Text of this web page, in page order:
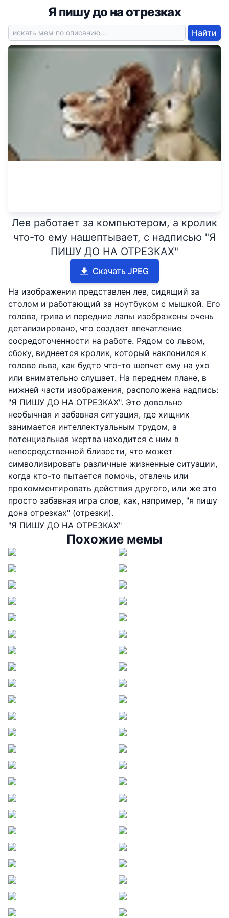
Я пишу до на отрезках
Найти
Лев работает за компьютером, а кролик
что-то ему нашептывает, с надписью "Я
ПИШУ ДО НА ОТРЕЗКАХ"
Скачать JPEG
На изображении представлен лев, сидящий за
столом и работающий за ноутбуком с мышкой. Его
голова, грива и передние лапы изображены очень
детализировано, что создает впечатление
сосредоточенности на работе. Рядом со львом,
сбоку, виднеется кролик, который наклонился к
голове льва, как будто что-то шепчет ему на ухо
или внимательно слушает. На переднем плане, в
нижней части изображения, расположена надпись:
"Я ПИШУ ДО НА ОТРЕЗКАХ". Это довольно
необычная и забавная ситуация, где хищник
занимается интеллектуальным трудом, а
потенциальная жертва находится с ним в
непосредственной близости, что может
символизировать различные жизненные ситуации,
когда кто-то пытается помочь, отвлечь или
прокомментировать действия другого, или же это
просто забавная игра слов, как, например, "я пишу
дона отрезках" (отрезки).
"Я ПИШУ ДО НА ОТРЕЗКАХ"
Похожие мемы